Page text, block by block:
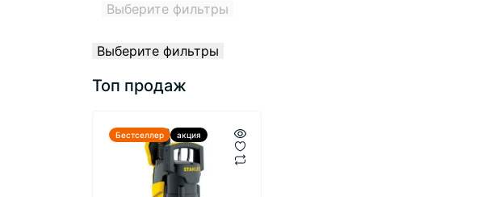
Выберите фильтры
Выберите фильтры
Топ продаж
Бестселлер акция